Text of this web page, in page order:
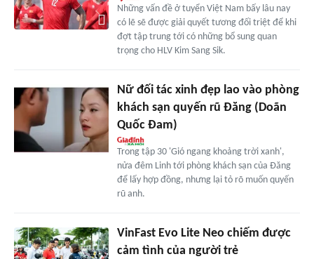
Những vấn đề ở tuyển Việt Nam bấy lâu nay
có lẽ sẽ được giải quyết tương đối triệt để khi
đợt tập trung tới có những bổ sung quan
trọng cho HLV Kim Sang Sik.
Nữ đối tác xinh đẹp lao vào phòng
khách sạn quyến rũ Đăng (Doãn
Quốc Đam)
Trong tập 30 'Gió ngang khoảng trời xanh',
nửa đêm Linh tới phòng khách sạn của Đăng
để lấy hợp đồng, nhưng lại tỏ rõ muốn quyến
rũ anh.
VinFast Evo Lite Neo chiếm được
cảm tình của người trẻ